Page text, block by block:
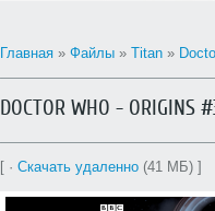
Главная » Файлы » Titan »
DOCTOR WHO - ORIGINS
[ · Скачать удаленно (41 МБ) ]